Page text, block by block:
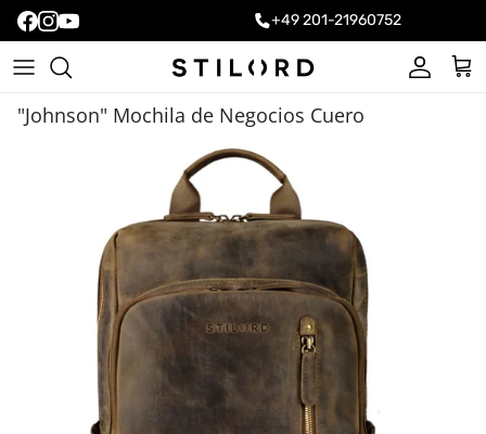
+49 201-21960752
Cuenta
"Johnson" Mochila de Negocios Cuero